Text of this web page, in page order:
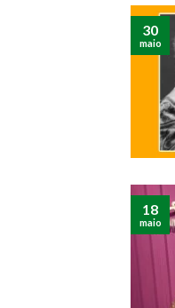
30
maio
18
maio